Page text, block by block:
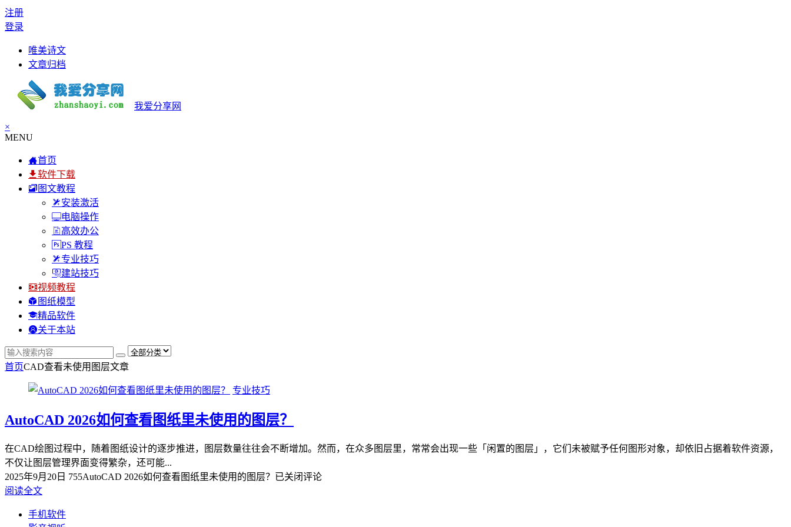
注册
登录
唯美诗文
文章归档
我爱分享网
×
MENU
首页
软件下载
图文教程
安装激活
电脑操作
高效办公
PS 教程
专业技巧
建站技巧
视频教程
图纸模型
精品软件
关于本站
首页CAD查看未使用图层文章
专业技巧
AutoCAD 2026如何查看图纸里未使用的图层？
在CAD绘图过程中，随着图纸设计的逐步推进，图层数量往往会不断增加。然而，在众多图层里，常常会出现一些「闲置的图层」，它们未被赋予任何图形对象，却依旧占据着软件资源，
不仅让图层管理界面变得繁杂，还可能...
2025年9月20日 755AutoCAD 2026如何查看图纸里未使用的图层？ 已关闭评论
阅读全文
手机软件